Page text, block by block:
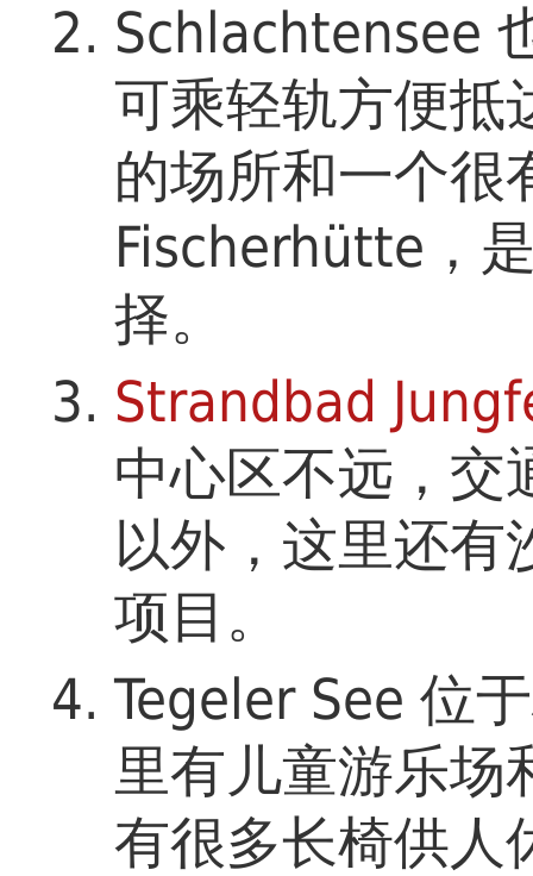
Schlachtensee
可乘轻轨方便抵
的场所和一个很
Fischerhütte，
择。
Strandbad
中心区不远，交
以外，这里还有
项目。
Tegeler See 位
里有儿童游乐场
有很多长椅供人